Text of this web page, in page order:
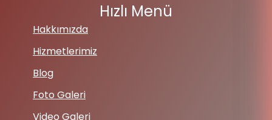
Hızlı Menü
Hakkımızda
Hizmetlerimiz
Blog
Foto Galeri
Video Galeri